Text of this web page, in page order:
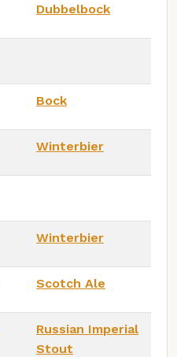
Dubbelbock
Bock
Winterbier
Winterbier
Scotch Ale
Russian Imperial
Stout